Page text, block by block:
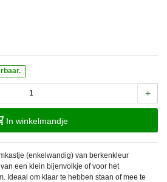
+
In winkelmandje
(enkelwandig) van berkenkleur
een klein bijenvolkje of voor het
Ideaal om klaar te hebben staan of mee te